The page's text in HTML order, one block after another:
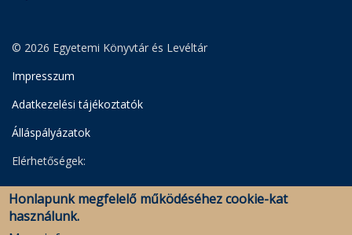
© 2026 Egyetemi Könyvtár és Levéltár
Impresszum
Adatkezelési tájékoztatók
Álláspályázatok
Elérhetőségek:
Egyetemi Könyvtár
Levéltár
Savaria Könyvtár és Levéltár (Szombathely)
Honlapunk megfelelő működéséhez cookie-kat
használunk.